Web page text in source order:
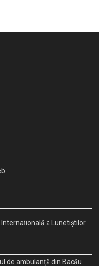
a Lunetiștilor.
de ambulanță din Bacău